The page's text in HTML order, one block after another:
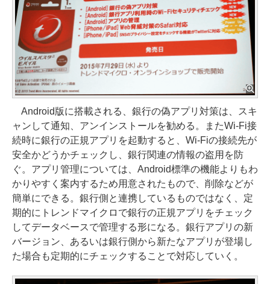
Android版に搭載される、銀行の偽アプリ対策は、スキ
ャンして通知、アンインストールを勧める。またWi-Fi接
続時に銀行の正規アプリを起動すると、Wi-Fiの接続先が
安全かどうかチェックし、銀行関連の情報の盗用を防
ぐ。アプリ管理については、Android標準の機能よりもわ
かりやすく案内するため用意されたもので、削除などが
簡単にできる。銀行側と連携しているものではなく、定
期的にトレンドマイクロで銀行の正規アプリをチェック
してデータベースで管理する形になる。銀行アプリの新
バージョン、あるいは銀行側から新たなアプリが登場し
た場合も定期的にチェックすることで対応していく。